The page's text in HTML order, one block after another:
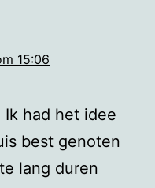
15:06
had het idee
best genoten
lang duren